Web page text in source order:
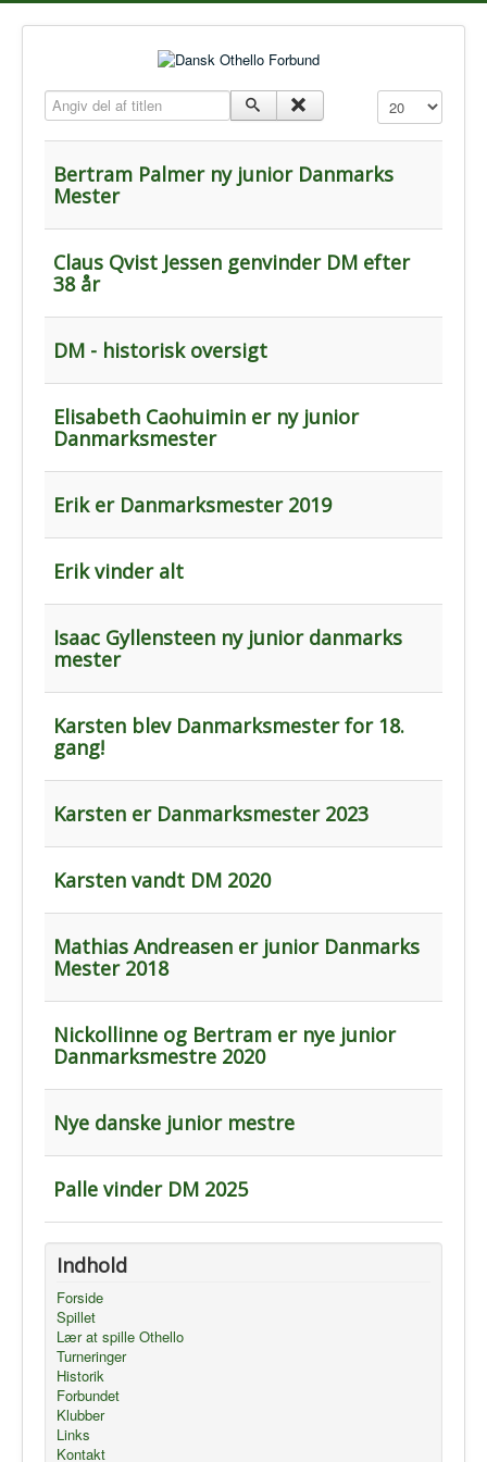
Angiv del af titlen Vis #
Bertram Palmer ny junior Danmarks
Mester
Claus Qvist Jessen genvinder DM efter
38 år
DM - historisk oversigt
Elisabeth Caohuimin er ny junior
Danmarksmester
Erik er Danmarksmester 2019
Erik vinder alt
Isaac Gyllensteen ny junior danmarks
mester
Karsten blev Danmarksmester for 18.
gang!
Karsten er Danmarksmester 2023
Karsten vandt DM 2020
Mathias Andreasen er junior Danmarks
Mester 2018
Nickollinne og Bertram er nye junior
Danmarksmestre 2020
Nye danske junior mestre
Palle vinder DM 2025
Indhold
Forside
Spillet
Lær at spille Othello
Turneringer
Historik
Forbundet
Klubber
Links
Kontakt